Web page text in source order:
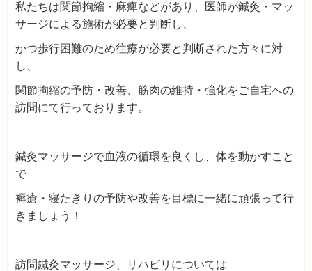
私たちは関節拘縮・麻痺などがあり、医師が鍼灸・マッ
サージによる施術が必要と判断し、
かつ歩行困難のため往療が必要と判断された方々に対
し、
関節拘縮の予防・改善、筋肉の維持・強化をご自宅への
訪問にて行っております。
鍼灸マッサージで血液の循環を良くし、体を動かすこと
で
褥瘡・寝たきりの予防や改善を目標に一緒に頑張って行
きましょう！
訪問鍼灸マッサージ、リハビリについては